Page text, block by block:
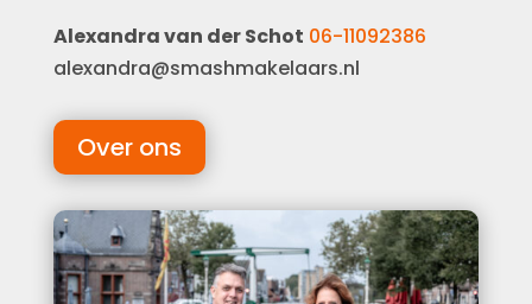
Alexandra van der Schot 06-11092386
alexandra@smashmakelaars.nl
Over ons